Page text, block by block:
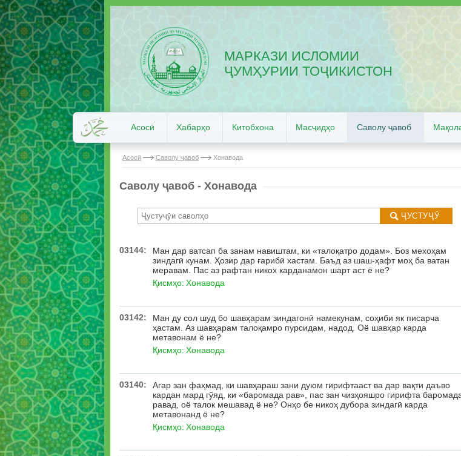
МАРКАЗИ ИСЛОМИИ
ҶУМҲУРИИ ТОҶИКИСТОН
Асосӣ Хабарҳо Китобхона Масҷидҳо Саволу ҷавоб
Асосӣ Саволу ҷавоб Хонавода
Саволу ҷавоб - Хонавода
03144:
Ман дар ватсап ба занам навиштам, ки «талоқатро додам». Боз мехоҳам
зиндагӣ кунам. Ҳозир дар ғарибӣ хастам. Баъд аз шаш-ҳафт моҳ ба ватан
меравам. Пас аз рафтан никох карданамон шарт аст ё не?
Қисмҳо: Хонавода
03142:
Ман ду сол шуд бо шавҳарам зиндагонӣ намекунам, соҳиби як писарча
ҳастам. Аз шавҳарам талоқамро пурсидам, надод. Оё шавҳар карда
метавонам ё не?
Қисмҳо: Хонавода
03140:
Агар зан фаҳмад, ки шавҳараш зани дуюм гирифтааст ва дар вақти даъво
кардан мард гўяд, ки «баромада рав», пас зан чизҳояшро гирифта
равад, оё талок мешавад ё не? Онҳо бе никоҳ дубора зиндагӣ карда
метавонанд ё не?
Қисмҳо: Хонавода